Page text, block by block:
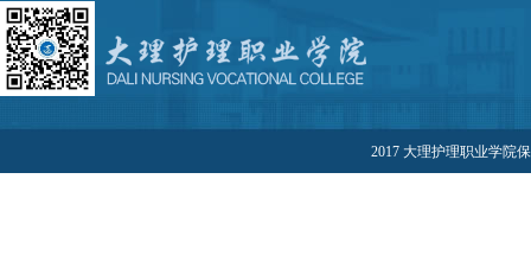
2017 大理护理职业学院